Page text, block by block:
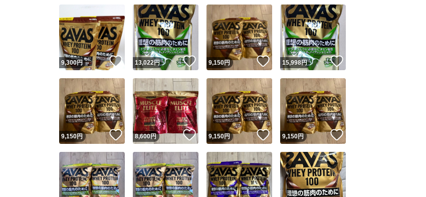
スピード発送 このユーザーは高頻度で24時間以内に発送しています
安心発送 このユーザーは設定した発送日数内に発送しています
9,300円 いいね！
13,022円 いいね！
9,150円 いいね！
15,998円
9,150円 いいね！
8,600円 いいね！
9,150円 いいね！
9,150円 いいね！